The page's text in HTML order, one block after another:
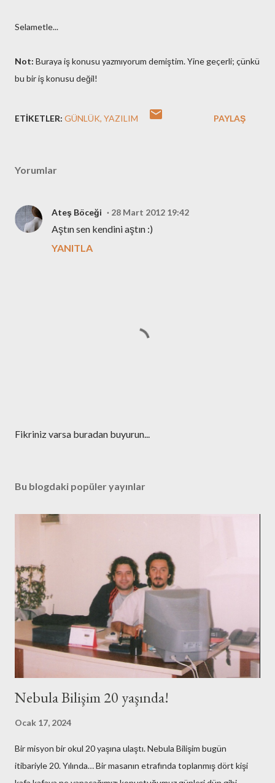
Selametle...
Not: Buraya iş konusu yazmıyorum demiştim. Yine geçerli; çünkü
bu bir iş konusu değil!
ETIKETLER: GÜNLÜK YAZILIM PAYLAŞ
Yorumlar
Ateş Böceği 28 Mart 2012 19:42
Aştın sen kendini aştın :)
YANITLA
Y
m
ö
r
Fikriniz varsa buradan buyurun...
Bu blogdaki popüler yayınlar
Nebula Bilişim 20 yaşında!
Ocak 17, 2024
Bir misyon bir okul 20 yaşına ulaştı. Nebula Bilişim bugün
itibariyle 20. Yılında… Bir masanın etrafında toplanmış dört kişi